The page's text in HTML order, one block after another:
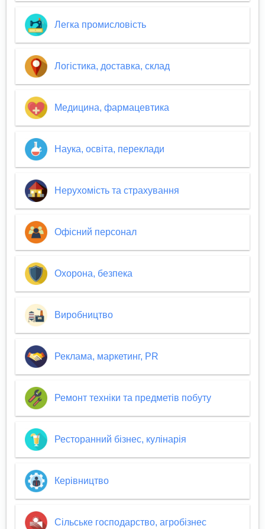
Легка промисловість
Логістика, доставка, склад
Медицина, фармацевтика
Наука, освіта, переклади
Нерухомість та страхування
Офісний персонал
Охорона, безпека
Виробництво
Реклама, маркетинг, PR
Ремонт техніки та предметів побуту
Ресторанний бізнес, кулінарія
Керівництво
Сільське господарство, агробізнес